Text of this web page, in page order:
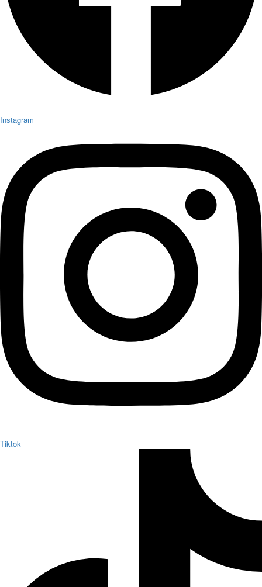
Instagram
Tiktok